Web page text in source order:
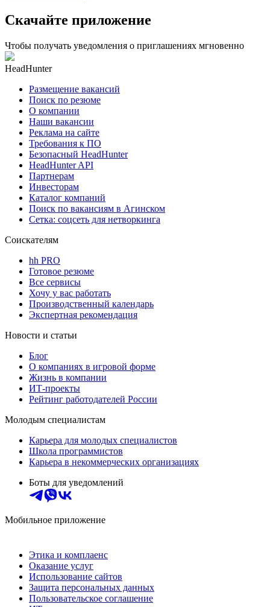
Скачайте приложение
Чтобы получать уведомления о приглашениях мгновенно
HeadHunter
Размещение вакансий
Поиск по резюме
О компании
Наши вакансии
Реклама на сайте
Требования к ПО
Безопасный HeadHunter
HeadHunter API
Партнерам
Инвесторам
Каталог компаний
Поиск по вакансиям в Агинском
Сетка: соцсеть для нетворкинга
Соискателям
hh PRO
Готовое резюме
Все сервисы
Хочу у вас работать
Производственный календарь
Экспертная рекомендация
Новости и статьи
Блог
О компаниях в игровой форме
Жизнь в компании
ИТ-проекты
Рейтинг работодателей России
Молодым специалистам
Карьера для молодых специалистов
Школа программистов
Карьера в некоммерческих организациях
Боты для уведомлений
Мобильное приложение
Этика и комплаенс
Оказание услуг
Использование сайтов
Защита персональных данных
Пользовательское соглашение